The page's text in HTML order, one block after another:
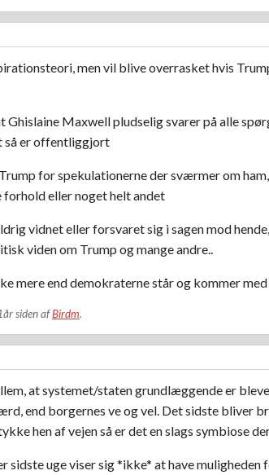
men vil blive overrasket hvis
Ghislaine Maxwell pludselig svarer på alle
så er offentliggjort
for spekulationerne der sværmer om
eller noget helt andet
vidnet eller forsvaret sig i sagen mod
viden om Trump og mange andre..
mere end demokraterne står og kommer
siden afBirdm.
at systemet/staten grundlæggende er
end borgernes ve og vel. Det sidste bliver
hen af vejen så er det en slags symbiose
sidste uge viser sig *ikke* at have muligheden